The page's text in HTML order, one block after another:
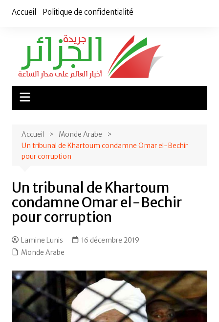
Accueil Politique de confidentialité
Accueil
Monde Arabe
Un tribunal de Khartoum condamne Omar el-Bechir
pour corruption
Un tribunal de Khartoum
condamne Omar el-Bechir
pour corruption
Lamine Lunis
16 décembre 2019
Monde Arabe